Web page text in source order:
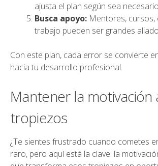
ajusta el plan según sea
Busca apoyo: Mentores, cursos,
trabajo pueden ser grandes
Con este plan, cada error se convierte
hacia tu desarrollo profesional.
Mantener la motivación
tropiezos
¿Te sientes frustrado cuando cometes
raro, pero aquí está la clave: la